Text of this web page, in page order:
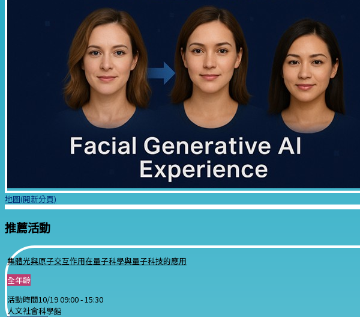
地圖(開新分頁)
推薦活動
集體光與原子交互作用在量子科學與量子科技的應用
全年齡
活動時間10/19 09:00 -15:30
人文社會科學館